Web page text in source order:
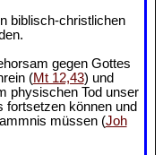
biblisch-christlichen
gegen Gottes
(Mt 12,43) und
physischen Tod unser
fortsetzen können und
müssen (Joh